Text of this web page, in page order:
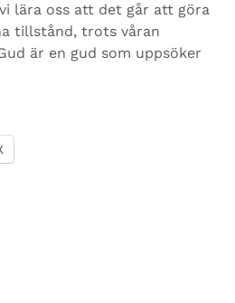
lära oss att det går att göra
tillstånd, trots våran
är en gud som uppsöker